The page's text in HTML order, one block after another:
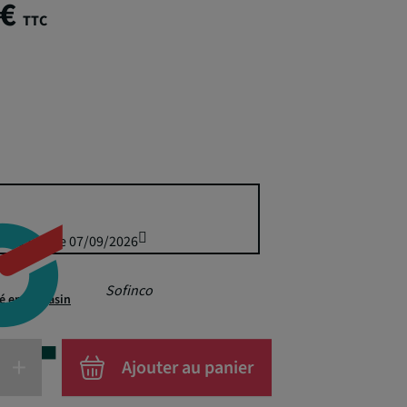
TTC
Sofinco
79,95 € le 07/09/2026
en magasin
Ajouter au panier